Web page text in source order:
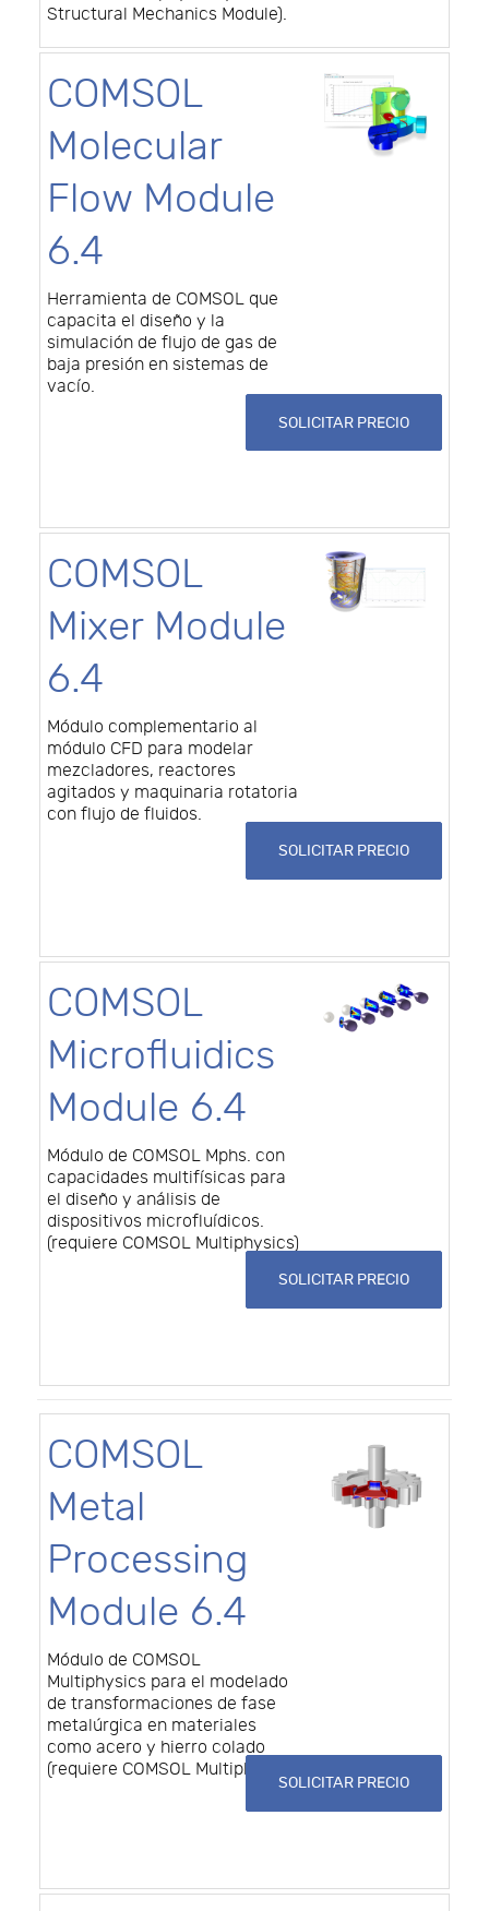
Structural Mechanics Module).
COMSOL
Molecular
Flow Module
6.4
Herramienta de COMSOL que
capacita el diseño y la
simulación de flujo de gas de
baja presión en sistemas de
vacío.
SOLICITAR PRECIO
COMSOL
Mixer Module
6.4
Módulo complementario al
módulo CFD para modelar
mezcladores, reactores
agitados y maquinaria rotatoria
con flujo de fluidos.
SOLICITAR PRECIO
COMSOL
Microfluidics
Module 6.4
Módulo de COMSOL Mphs. con
capacidades multifísicas para
el diseño y análisis de
dispositivos microfluídicos.
(requiere COMSOL Multiphysics)
SOLICITAR PRECIO
COMSOL
Metal
Processing
Module 6.4
Módulo de COMSOL
Multiphysics para el modelado
de transformaciones de fase
metalúrgica en materiales
como acero y hierro colado
(requiere COMSOL Multiphysics)
SOLICITAR PRECIO